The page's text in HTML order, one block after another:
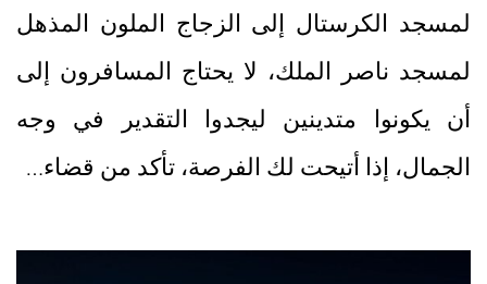
لمسجد الكرستال إلى الزجاج الملون المذهل
لمسجد ناصر الملك، لا يحتاج المسافرون إلى
أن يكونوا متدينين ليجدوا التقدير في وجه
الجمال، إذا أتيحت لك الفرصة، تأكد من قضاء…